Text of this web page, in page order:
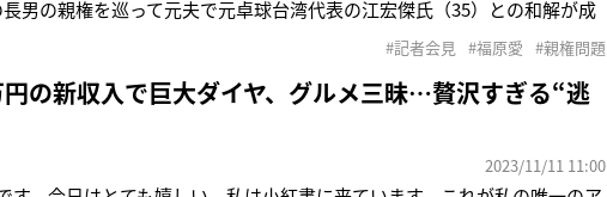
男の親権を巡って元夫で元卓球台湾代表の江宏傑氏（35）との和解が成
皆さまにご心配、ご迷惑をおかけしてしまい、大変申し訳なく思っており
#記者会見 #福原愛 #親権問題
の新収入で巨大ダイヤ、グルメ三昧…贅沢すぎる“逃
2023/11/11 11:00